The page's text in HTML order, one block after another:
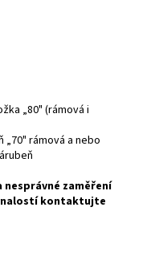
„80" (rámová i
„70" rámová a nebo
zaměření
kontaktujte